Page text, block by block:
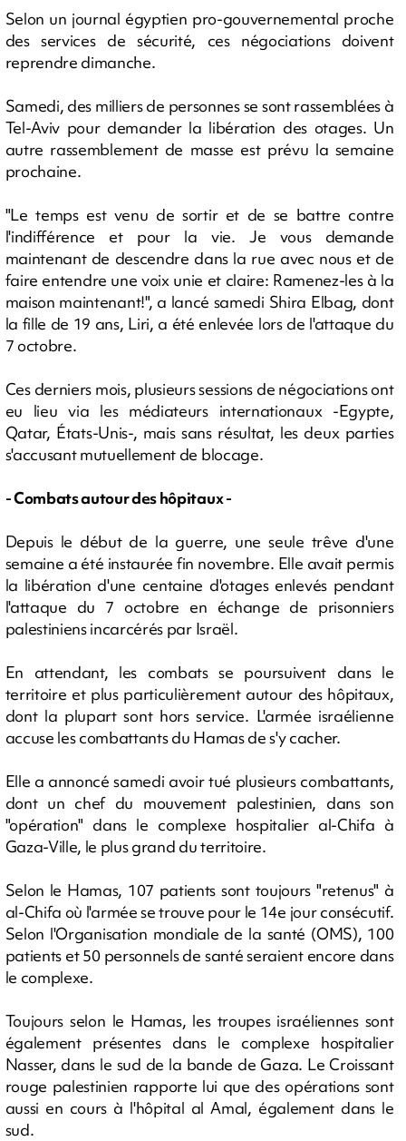
Selon un journal égyptien pro-gouvernemental proche
des services de sécurité, ces négociations doivent
reprendre dimanche.
Samedi, des milliers de personnes se sont rassemblées à
Tel-Aviv pour demander la libération des otages. Un
autre rassemblement de masse est prévu la semaine
prochaine.
"Le temps est venu de sortir et de se battre contre
l'indifférence et pour la vie. Je vous demande
maintenant de descendre dans la rue avec nous et de
faire entendre une voix unie et claire: Ramenez-les à la
maison maintenant!", a lancé samedi Shira Elbag, dont
la fille de 19 ans, Liri, a été enlevée lors de l'attaque du
7 octobre.
Ces derniers mois, plusieurs sessions de négociations ont
eu lieu via les médiateurs internationaux -Egypte,
Qatar, États-Unis-, mais sans résultat, les deux parties
s'accusant mutuellement de blocage.
- Combats autour des hôpitaux -
Depuis le début de la guerre, une seule trêve d'une
semaine a été instaurée fin novembre. Elle avait permis
la libération d'une centaine d'otages enlevés pendant
l'attaque du 7 octobre en échange de prisonniers
palestiniens incarcérés par Israël.
En attendant, les combats se poursuivent dans le
territoire et plus particulièrement autour des hôpitaux,
dont la plupart sont hors service. L'armée israélienne
accuse les combattants du Hamas de s'y cacher.
Elle a annoncé samedi avoir tué plusieurs combattants,
dont un chef du mouvement palestinien, dans son
"opération" dans le complexe hospitalier al-Chifa à
Gaza-Ville, le plus grand du territoire.
Selon le Hamas, 107 patients sont toujours "retenus" à
al-Chifa où l'armée se trouve pour le 14e jour consécutif.
Selon l'Organisation mondiale de la santé (OMS), 100
patients et 50 personnels de santé seraient encore dans
le complexe.
Toujours selon le Hamas, les troupes israéliennes sont
également présentes dans le complexe hospitalier
Nasser, dans le sud de la bande de Gaza. Le Croissant
rouge palestinien rapporte lui que des opérations sont
aussi en cours à l'hôpital al Amal, également dans le
sud.